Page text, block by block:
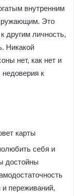
внутренним
Это
другим личность,
Никакой
нет, как нет и
недоверия к
себя и
достойны
переживаний,